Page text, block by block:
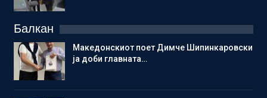
Балкан
Македонскиот поет Димче Шипинкаровски
ја доби главната…